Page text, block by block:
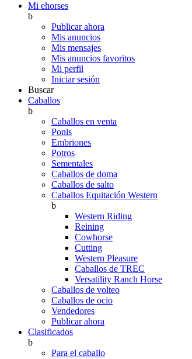
Mi ehorses
b
Publicar ahora
Mis anuncios
Mis mensajes
Mis anuncios favoritos
Mi perfil
Iniciar sesión
Buscar
Caballos
b
Caballos en venta
Ponis
Embriones
Potros
Sementales
Caballos de doma
Caballos de salto
Caballos Equitación Western
b
Western Riding
Reining
Cowhorse
Cutting
Western Pleasure
Caballos de TREC
Versatility Ranch Horse
Caballos de volteo
Caballos de ocio
Vendedores
Publicar ahora
Clasificados
b
Para el caballo